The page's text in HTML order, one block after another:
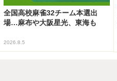
全国高校麻雀32チーム本選出
場…麻布や大阪星光、東海も
2026.8.5